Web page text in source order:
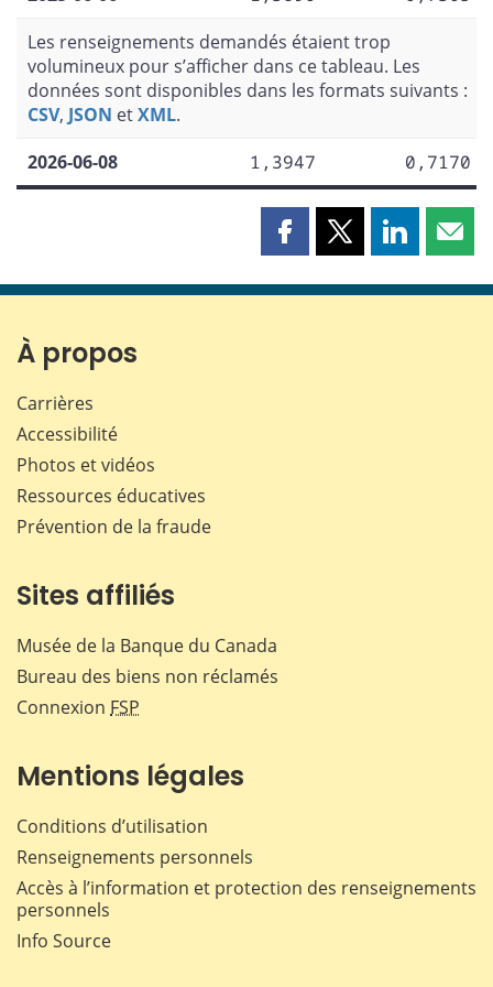
Les renseignements demandés étaient trop
volumineux pour s’afficher dans ce tableau. Les
données sont disponibles dans les formats suivants :
CSV, JSON etXML.
2026-06-08
1,3947 0,7170
Partager
page
Partager
page
Partager
page page
À propos
Carrières
Accessibilité
Photos et vidéos
Ressources éducatives
Prévention de la fraude
Sites affiliés
Musée de la Banque du Canada
Bureau des biens non réclamés
Connexion FSP
Mentions légales
Conditions d’utilisation
Renseignements personnels
Accès à l’information et protection des renseignements
personnels
Info Source